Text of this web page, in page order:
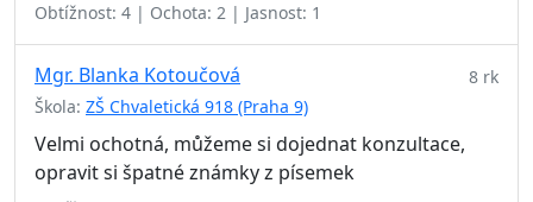
Obtížnost: 4 | Ochota: 2 | Jasnost: 1
Mgr. Blanka Kotoučová
Škola: ZŠ Chvaletická 918 (Praha 9)
8 rk
Velmi ochotná, můžeme si dojednat konzultace,
opravit si špatné známky z písemek